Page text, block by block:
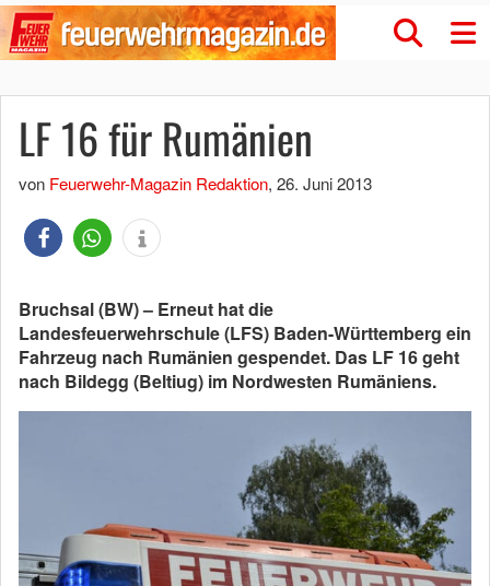
LF 16 für Rumänien
von Feuerwehr-Magazin Redaktion, 26. Juni 2013
Bruchsal (BW) – Erneut hat die
Landesfeuerwehrschule (LFS) Baden-Württemberg ein
Fahrzeug nach Rumänien gespendet. Das LF 16 geht
nach Bildegg (Beltiug) im Nordwesten Rumäniens.